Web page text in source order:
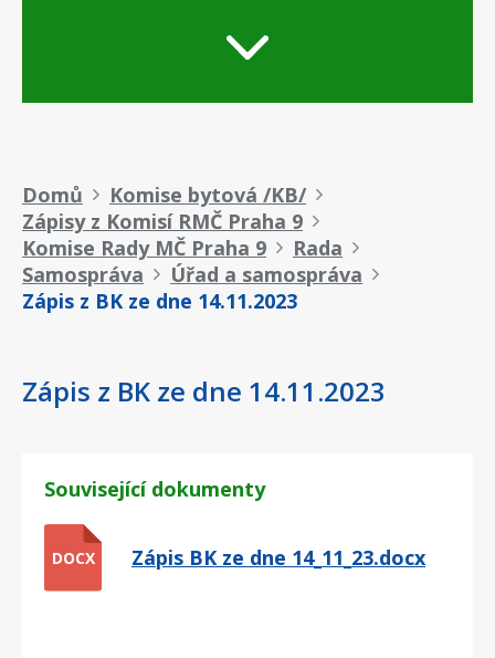
Drobečková
navigace
Domů
Komise bytová /KB/
Zápisy z Komisí RMČ Praha 9
Komise Rady MČ Praha 9
Rada
Samospráva
Úřad a samospráva
Zápis z BK ze dne 14.11.2023
Zápis z BK ze dne 14.11.2023
Související dokumenty
DOCX Zápis BK ze dne 14_11_23.docx